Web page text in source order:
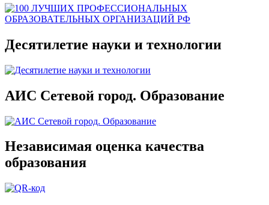
Десятилетие науки и технологии
АИС Сетевой город. Образование
Независимая оценка качества
образования